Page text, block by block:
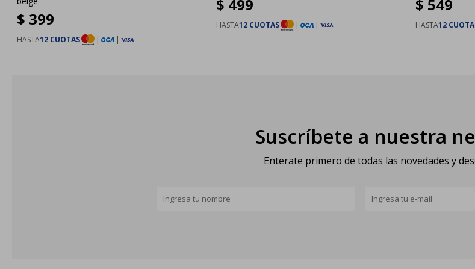
$ 399
HASTA12 CUOTAS | |
$ 499
HASTA12 CUOTAS | |
$ 549
HASTA12
Suscríbete a nuestra
Enterate primero de todas las novedades y